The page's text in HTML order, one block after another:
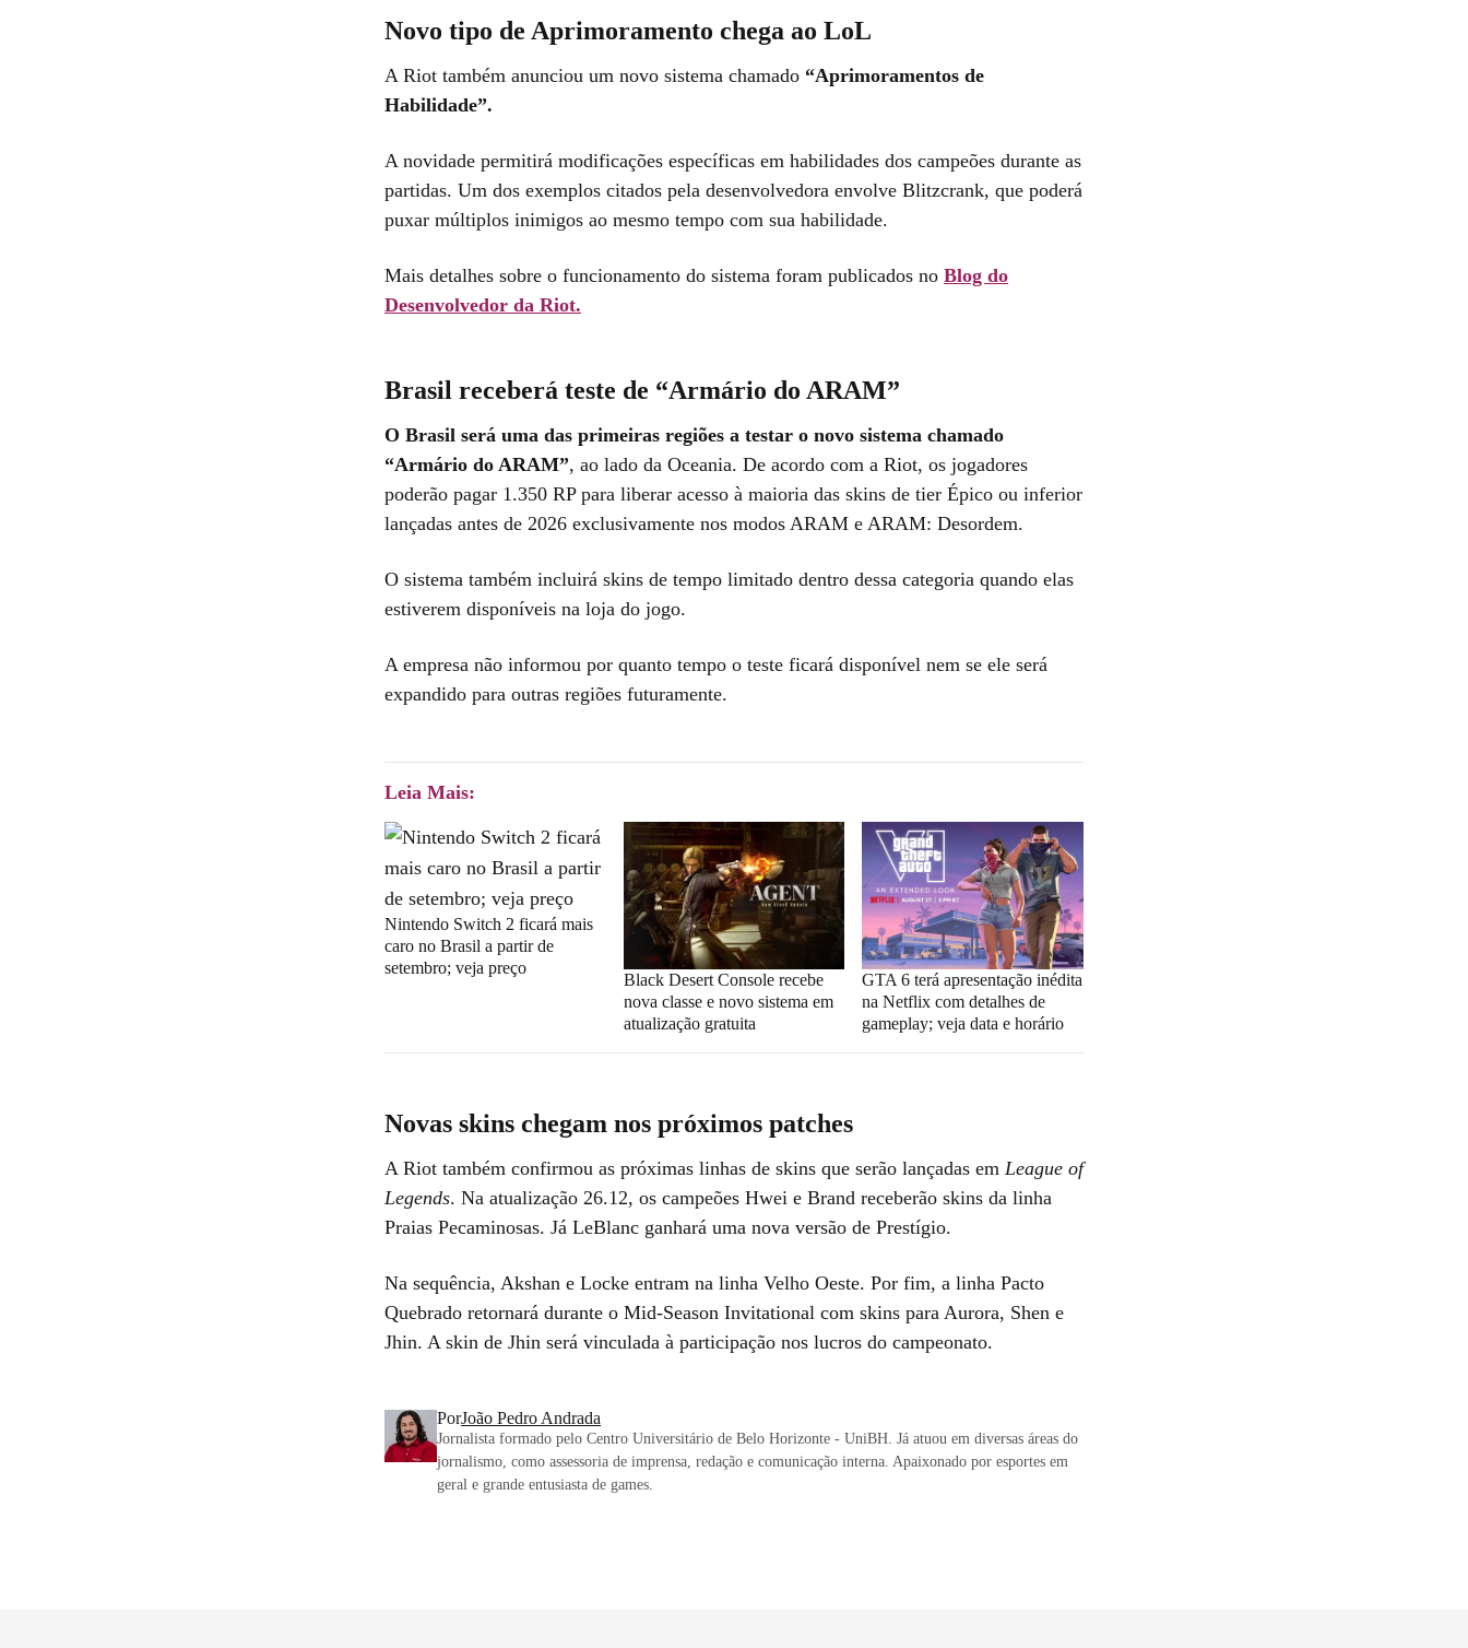
Novo tipo de Aprimoramento chega ao LoL
A Riot também anunciou um novo sistema chamado “Aprimoramentos de
Habilidade”.
A novidade permitirá modificações específicas em habilidades dos campeões durante as
partidas. Um dos exemplos citados pela desenvolvedora envolve Blitzcrank, que poderá
puxar múltiplos inimigos ao mesmo tempo com sua habilidade.
Mais detalhes sobre o funcionamento do sistema foram publicados no Blog do
Desenvolvedor da Riot.
Brasil receberá teste de “Armário do ARAM”
O Brasil será uma das primeiras regiões a testar o novo sistema chamado
“Armário do ARAM”, ao lado da Oceania. De acordo com a Riot, os jogadores
poderão pagar 1.350 RP para liberar acesso à maioria das skins de tier Épico ou inferior
lançadas antes de 2026 exclusivamente nos modos ARAM e ARAM: Desordem.
O sistema também incluirá skins de tempo limitado dentro dessa categoria quando elas
estiverem disponíveis na loja do jogo.
A empresa não informou por quanto tempo o teste ficará disponível nem se ele será
expandido para outras regiões futuramente.
Leia Mais:
Nintendo Switch 2 ficará mais
caro no Brasil a partir de
setembro; veja preço
Black Desert Console recebe
nova classe e novo sistema em
atualização gratuita
GTA 6 terá apresentação inédita
na Netflix com detalhes de
gameplay; veja data e horário
Novas skins chegam nos próximos patches
A Riot também confirmou as próximas linhas de skins que serão lançadas em League of
Legends. Na atualização 26.12, os campeões Hwei e Brand receberão skins da linha
Praias Pecaminosas. Já LeBlanc ganhará uma nova versão de Prestígio.
Na sequência, Akshan e Locke entram na linha Velho Oeste. Por fim, a linha Pacto
Quebrado retornará durante o Mid-Season Invitational com skins para Aurora, Shen e
Jhin. A skin de Jhin será vinculada à participação nos lucros do campeonato.
PorJoão Pedro Andrada
Jornalista formado pelo Centro Universitário de Belo Horizonte - UniBH. Já atuou em diversas áreas do
jornalismo, como assessoria de imprensa, redação e comunicação interna. Apaixonado por esportes em
geral e grande entusiasta de games.